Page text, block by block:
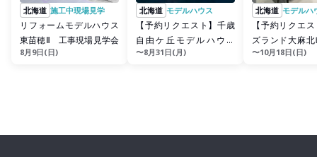
北海道 施工中現場見学
リフォームモデルハウス
東苗穂Ⅱ 工事現場見学会
8月9日(日)
北海道 モデルハウス
【予約リクエスト】千歳
自由ケ丘モデルハウス
2025
〜8月31日(月)
北海道 モデルハ
【予約リクエ
ズランド大麻
ハウス2026
〜10月18日(日)